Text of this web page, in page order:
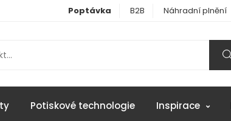
Poptávka B2B Náhradní plnění
Potiskové technologie Inspirace